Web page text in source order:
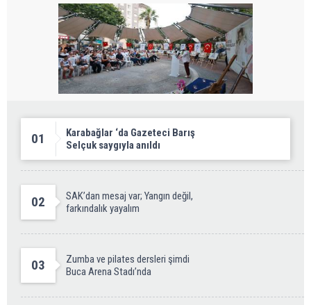
01
Karabağlar ‘da Gazeteci Barış
Selçuk saygıyla anıldı
02
SAK’dan mesaj var; Yangın değil,
farkındalık yayalım
03
Zumba ve pilates dersleri şimdi
Buca Arena Stadı’nda